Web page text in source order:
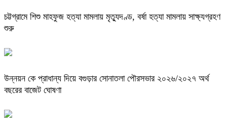
চট্টগ্রামে শিশু মাহফুজ হত্যা মামলায় মৃত্যুদণ্ড, বর্ষা হত্যা মামলায় সাক্ষ্যগ্রহণ
শুরু
উন্নয়ন কে প্রাধান্য দিয়ে বগুড়ার সোনাতলা পৌরসভার ২০২৬/২০২৭ অর্থ
বছরের বাজেট ঘোষণা